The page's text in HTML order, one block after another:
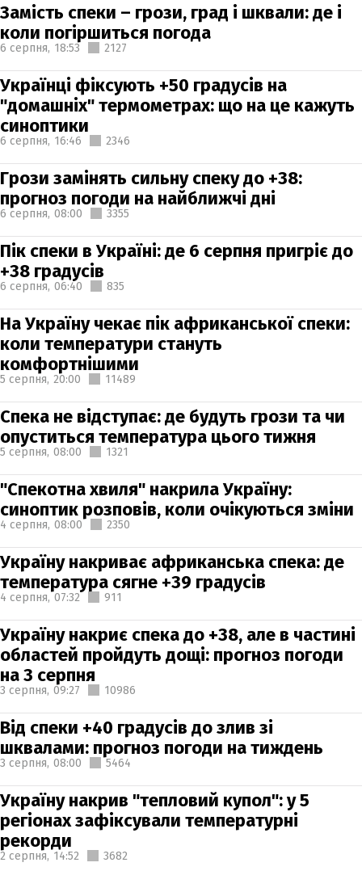
Замість спеки – грози, град і шквали: де і
коли погіршиться погода
6 серпня, 18:53 2127
Українці фіксують +50 градусів на
"домашніх" термометрах: що на це кажуть
синоптики
6 серпня, 16:46 2346
Грози замінять сильну спеку до +38:
прогноз погоди на найближчі дні
6 серпня, 08:00 3355
Пік спеки в Україні: де 6 серпня пригріє до
+38 градусів
6 серпня, 06:40 835
На Україну чекає пік африканської спеки:
коли температури стануть
комфортнішими
5 серпня, 20:00 11489
Спека не відступає: де будуть грози та чи
опуститься температура цього тижня
5 серпня, 08:00 1321
"Спекотна хвиля" накрила Україну:
синоптик розповів, коли очікуються зміни
4 серпня, 08:00 2350
Україну накриває африканська спека: де
температура сягне +39 градусів
4 серпня, 07:32 911
Україну накриє спека до +38, але в частині
областей пройдуть дощі: прогноз погоди
на 3 серпня
3 серпня, 09:27 10986
Від спеки +40 градусів до злив зі
шквалами: прогноз погоди на тиждень
3 серпня, 08:00 5464
Україну накрив "тепловий купол": у 5
регіонах зафіксували температурні
рекорди
2 серпня, 14:52 3682